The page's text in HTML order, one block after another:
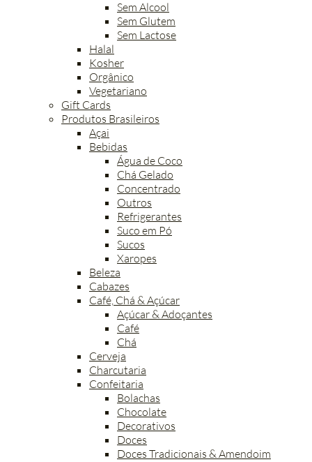
Sem Alcool
Sem Glutem
Sem Lactose
Halal
Kosher
Orgânico
Vegetariano
Gift Cards
Produtos Brasileiros
Açai
Bebidas
Água de Coco
Chá Gelado
Concentrado
Outros
Refrigerantes
Suco em Pó
Sucos
Xaropes
Beleza
Cabazes
Café, Chá & Açúcar
Açúcar & Adoçantes
Café
Chá
Cerveja
Charcutaria
Confeitaria
Bolachas
Chocolate
Decorativos
Doces
Doces Tradicionais & Amendoim